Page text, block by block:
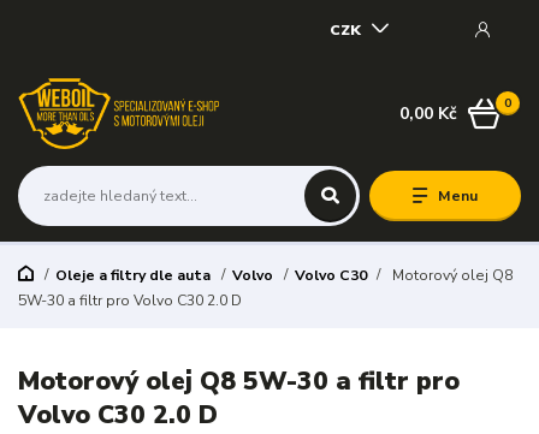
Menu
CZK
0
0,00 Kč
Oleje a filtry dle auta Volvo Volvo C30
Motorový olej Q8
5W-30 a filtr pro Volvo C30 2.0 D
Motorový olej Q8 5W-30 a filtr pro
Volvo C30 2.0 D